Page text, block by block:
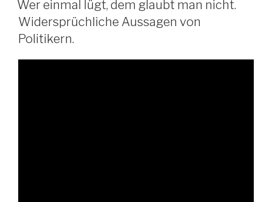
Wer einmal lügt, dem glaubt man nicht.
Widersprüchliche Aussagen von
Politikern.